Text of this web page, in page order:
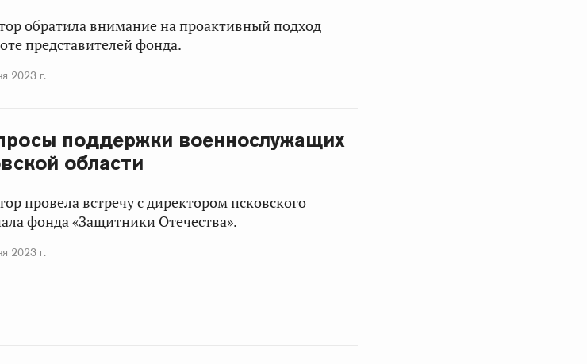
обратила внимание на проактивный подход
представителей фонда.
2023 г.
поддержки военнослужащих
области
провела встречу с директором псковского
фонда «Защитники Отечества».
2023 г.